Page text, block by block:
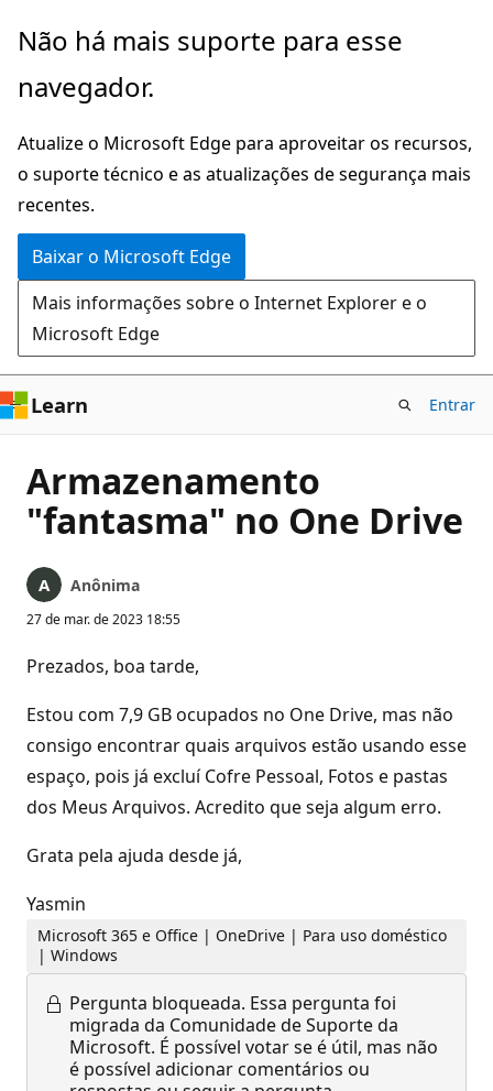
Pular
o
principal
Não há mais suporte para esse
navegador.
Atualize o Microsoft Edge para aproveitar os recursos,
o suporte técnico e as atualizações de segurança mais
recentes.
Baixar o Microsoft Edge
Mais informações sobre o Internet Explorer e o
Microsoft Edge
Learn Entrar
Armazenamento
"fantasma" no One Drive
Anônima
27 de mar. de 2023 18:55
Prezados, boa tarde,
Estou com 7,9 GB ocupados no One Drive, mas não
consigo encontrar quais arquivos estão usando esse
espaço, pois já excluí Cofre Pessoal, Fotos e pastas
dos Meus Arquivos. Acredito que seja algum erro.
Grata pela ajuda desde já,
Yasmin
Microsoft 365 e Office | OneDrive | Para uso doméstico
| Windows
Pergunta bloqueada. Essa pergunta foi
migrada da Comunidade de Suporte da
Microsoft. É possível votar se é útil, mas não
é possível adicionar comentários ou